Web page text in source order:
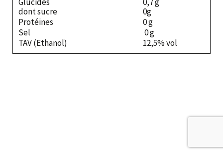
dont sucre
0g
Protéines
0 g
Sel
0 g
TAV (Ethanol)
12,5% vol